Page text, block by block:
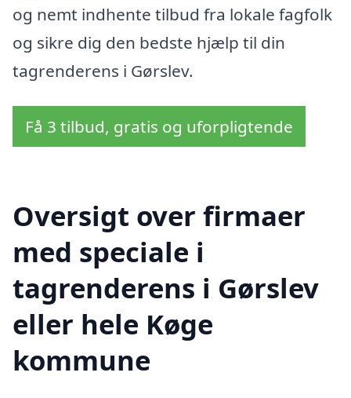
og nemt indhente tilbud fra lokale fagfolk
og sikre dig den bedste hjælp til din
tagrenderens i Gørslev.
Få 3 tilbud, gratis og uforpligtende
Oversigt over firmaer
med speciale i
tagrenderens i Gørslev
eller hele Køge
kommune